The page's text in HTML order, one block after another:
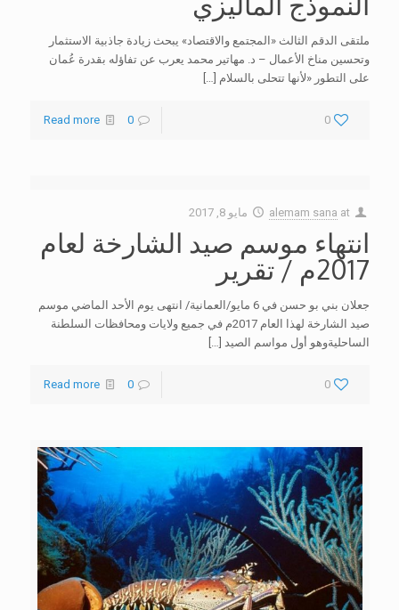
ملتقى الدقم الثالث «المجتمع والاقتصاد» يبحث زيادة جاذبية الاستثمار
وتحسين مناخ الأعمال – د. مهاتير محمد يعرب عن تفاؤله بقدرة عُمان
على التطور «لأنها تتحلى بالسلام
0
0
Read more
alemam sana at مايو 8, 2017
انتهاء موسم صيد الشارخة لعام
2017م / تقرير
جعلان بني بو حسن في 6 مايو/العمانية/ انتهى يوم الأحد الماضي موسم
صيد الشارخة لهذا العام 2017م في جميع ولايات ومحافظات السلطنة
الساحليةوهو أول مواسم الصيد
0
0
Read more